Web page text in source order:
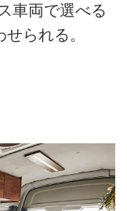
車両で選べる
られる。